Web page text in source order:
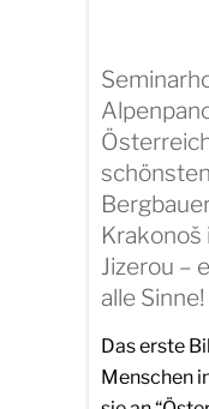
Krakonoš
Jizerou –
alle Sinne!
Das erste
Menschen